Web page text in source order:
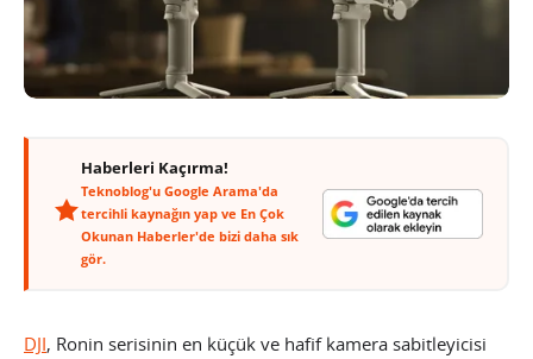
Haberleri Kaçırma!
Teknoblog'u Google Arama'da
tercihli kaynağın yap ve En Çok
Okunan Haberler'de bizi daha sık
gör.
DJI, Ronin serisinin en küçük ve hafif kamera sabitleyicisi